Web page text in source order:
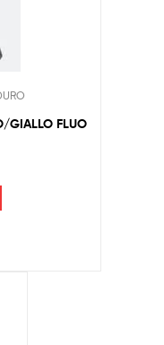
GIALLO FLUO